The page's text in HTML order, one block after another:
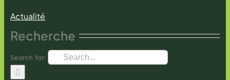
Actualité
Recherche
Search for: